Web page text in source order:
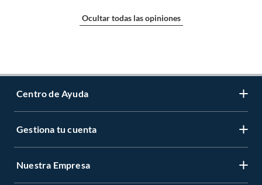
Ocultar todas las opiniones
Centro de Ayuda
Servicio al Cliente
Gestiona tu cuenta
Gestiona tu cuenta
Nuestra Empresa